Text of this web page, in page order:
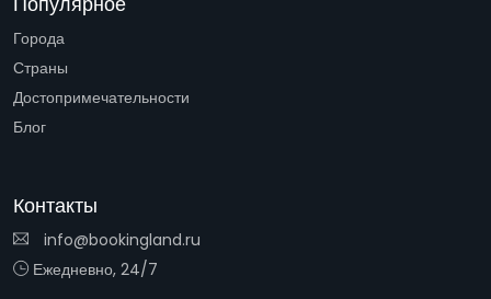
Города
Страны
Достопримечательности
Блог
Контакты
info@bookingland.ru
Ежедневно, 24/7